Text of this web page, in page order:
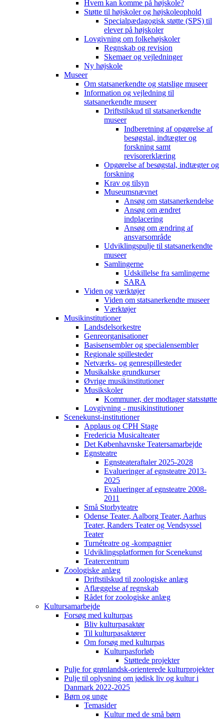
Hvem kan komme på højskole?
Støtte til højskoler og højskoleophold
Specialpædagogisk støtte (SPS) til
elever på højskoler
Lovgivning om folkehøjskoler
Regnskab og revision
Skemaer og vejledninger
Ny højskole
Museer
Om statsanerkendte og statslige museer
Information og vejledning til
statsanerkendte museer
Driftstilskud til statsanerkendte
museer
Indberetning af opgørelse af
besøgstal, indtægter og
forskning samt
revisorerklæring
Opgørelse af besøgstal, indtægter og
forskning
Krav og tilsyn
Museumsnævnet
Ansøg om statsanerkendelse
Ansøg om ændret
indplacering
Ansøg om ændring af
ansvarsområde
Udviklingspulje til statsanerkendte
museer
Samlingerne
Udskillelse fra samlingerne
SARA
Viden og værktøjer
Viden om statsanerkendte museer
Værktøjer
Musikinstitutioner
Landsdelsorkestre
Genreorganisationer
Basisensembler og specialensembler
Regionale spillesteder
Netværks- og genrespillesteder
Musikalske grundkurser
Øvrige musikinstitutioner
Musikskoler
Kommuner, der modtager statsstøtte
Lovgivning - musikinstitutioner
Scenekunst-institutioner
Applaus og CPH Stage
Fredericia Musicalteater
Det Københavnske Teatersamarbejde
Egnsteatre
Egnsteateraftaler 2025-2028
Evalueringer af egnsteatre 2013-
2025
Evalueringer af egnsteatre 2008-
2011
Små Storbyteatre
Odense Teater, Aalborg Teater, Aarhus
Teater, Randers Teater og Vendsyssel
Teater
Turnéteatre og -kompagnier
Udviklingsplatformen for Scenekunst
Teatercentrum
Zoologiske anlæg
Driftstilskud til zoologiske anlæg
Aflæggelse af regnskab
Rådet for zoologiske anlæg
Kultursamarbejde
Forsøg med kulturpas
Bliv kulturpasaktør
Til kulturpasaktører
Om forsøg med kulturpas
Kulturpasforløb
Støttede projekter
Pulje for grønlandsk-orienterede kulturprojekter
Pulje til oplysning om jødisk liv og kultur i
Danmark 2022-2025
Børn og unge
Temasider
Kultur med de små børn